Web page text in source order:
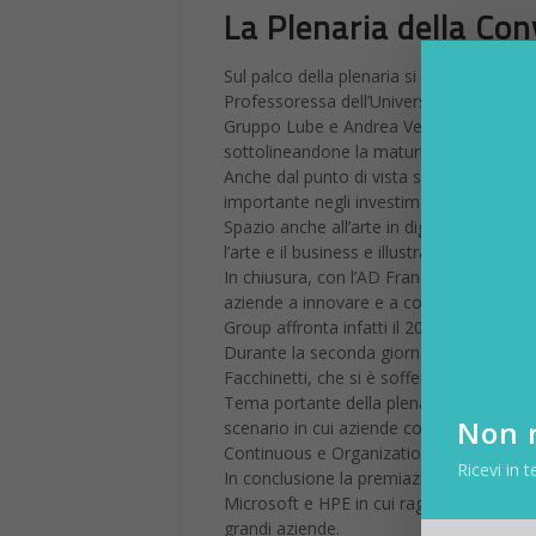
La Plenaria della
Sul palco della plenaria si sono
Professoressa dell’Università di
Gruppo Lube e Andrea Veroni, Chief
sottolineandone la maturità anche in
Anche dal punto di vista schiettamente
importante negli investimenti delle
Spazio anche all’arte in digitale, con il
l’arte e il business e illustrato sul palco
In chiusura, con l’AD Francesca
aziende a innovare e a compiere la
Group affronta infatti il 2019 sulla
Durante la seconda giornata, la
Facchinetti, che si è soffermato sulla
Tema portante della plenaria, sul quale
scenario in cui aziende come Var
Continuous e Organization Learning)
In conclusione la premiazione dei
Microsoft e HPE in cui ragazzi dalle
grandi aziende.
Non
Ricevi in